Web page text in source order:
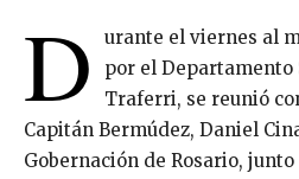
D
urante el viernes al
por el Departamento
Traferri, se reunió
Capitán Bermúdez, Daniel
Gobernación de Rosario,